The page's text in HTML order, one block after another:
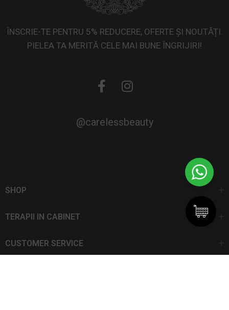
ÎNSCRIE-TE PENTRU 5% REDUCERE, OFERTE ȘI NOUTĂȚI.
PIELEA TA MERITĂ CELE MAI BUNE ÎNGRIJIRI!
@carelessbeauty
SHOP
TERAPII IN CABINET
CUSTOMER SERVICE